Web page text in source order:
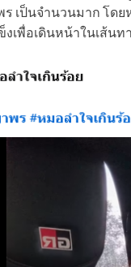
เป็นจำนวนมาก โ
เพื่อเดินหน้าในเส้นท